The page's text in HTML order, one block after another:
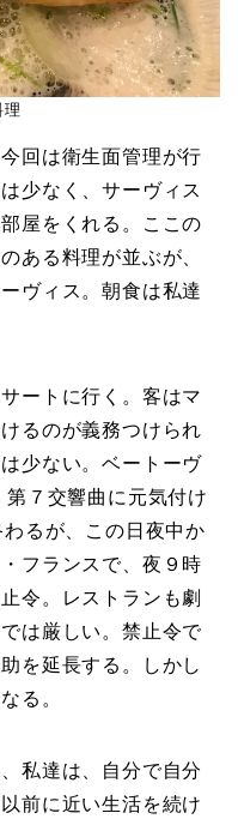
回は衛生面管理が行
少なく、サーヴィス
屋をくれる。ここの
ある料理が並ぶが、
ヴィス。朝食は私達
ートに行く。客はマ
るのが義務つけられ
少ない。ベートーヴ
７交響曲に元気付け
るが、この日夜中か
フランスで、夜９時
令。レストランも劇
は厳しい。禁止令で
を延長する。しかし
る。
私達は、自分で自分
前に近い生活を続け